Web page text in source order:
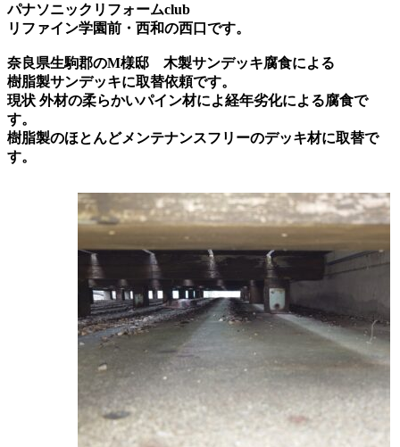
パナソニックリフォームclub
リファイン学園前・西和の西口です。
奈良県生駒郡のM様邸 木製サンデッキ腐食による
樹脂製サンデッキに取替依頼です。
現状 外材の柔らかいパイン材によ経年劣化による腐食で
す。
樹脂製のほとんどメンテナンスフリーのデッキ材に取替で
す。